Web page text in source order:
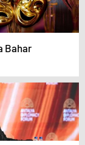
Bahar